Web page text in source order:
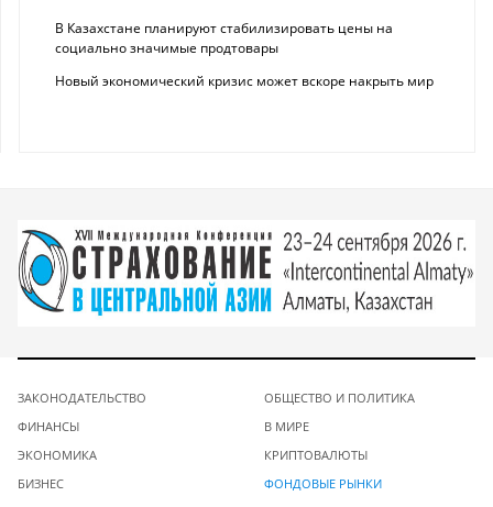
В Казахстане планируют стабилизировать цены на
социально значимые продтовары
Новый экономический кризис может вскоре накрыть мир
ЗАКОНОДАТЕЛЬСТВО
ФИНАНСЫ
ЭКОНОМИКА
БИЗНЕС
ОБЩЕСТВО И ПОЛИТИКА
В МИРЕ
КРИПТОВАЛЮТЫ
ФОНДОВЫЕ РЫНКИ